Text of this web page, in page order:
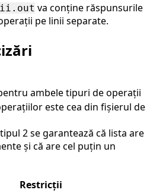
va conține răspunsurile
pe linii separate.
ambele tipuri de operații
este cea din fișierul de
2 se garantează că lista are
și că are cel puțin un
Restricții